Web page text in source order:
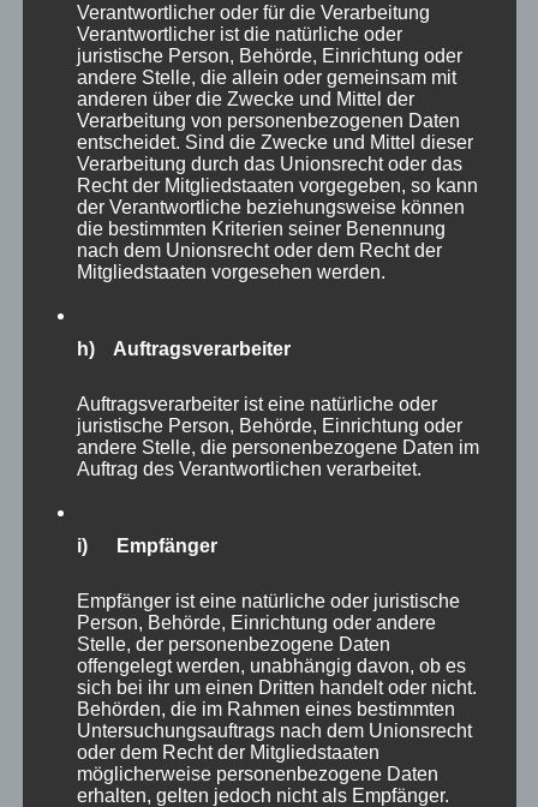
Eine weitere große Voliere, die leider nicht
begehbar war, präsentierte Löffler, Kraniche,
Storche und weitere Vögel.
Nach fünf Stunden waren meine Beine langsam
müde und so habe ich viele Tiere nicht mehr
aufgesucht. Es muss ja nicht alles in einem
Besuch erledigt werden. Auf dem Weg lagen
Verantwortlicher oder für die Verarbeitung
Verantwortlicher ist die natürliche oder
juristische Person, Behörde, Einrichtung oder
andere Stelle, die allein oder gemeinsam mit
anderen über die Zwecke und Mittel der
Verarbeitung von personenbezogenen Daten
entscheidet. Sind die Zwecke und Mittel dieser
Verarbeitung durch das Unionsrecht oder das
Recht der Mitgliedstaaten vorgegeben, so kann
der Verantwortliche beziehungsweise können
die bestimmten Kriterien seiner Benennung
nach dem Unionsrecht oder dem Recht der
Mitgliedstaaten vorgesehen werden.
h) Auftragsverarbeiter
Auftragsverarbeiter ist eine natürliche oder
juristische Person, Behörde, Einrichtung oder
andere Stelle, die personenbezogene Daten im
Auftrag des Verantwortlichen verarbeitet.
i) Empfänger
Empfänger ist eine natürliche oder juristische
Person, Behörde, Einrichtung oder andere
Stelle, der personenbezogene Daten
offengelegt werden, unabhängig davon, ob es
sich bei ihr um einen Dritten handelt oder nicht.
Behörden, die im Rahmen eines bestimmten
Untersuchungsauftrags nach dem Unionsrecht
oder dem Recht der Mitgliedstaaten
möglicherweise personenbezogene Daten
erhalten, gelten jedoch nicht als Empfänger.